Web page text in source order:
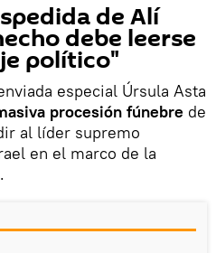
de Alí
debe leerse
político"
especial Úrsula Asta
procesión fúnebre de
al líder supremo
en el marco de la